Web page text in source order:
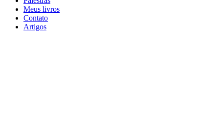
Meus livros
Contato
Artigos